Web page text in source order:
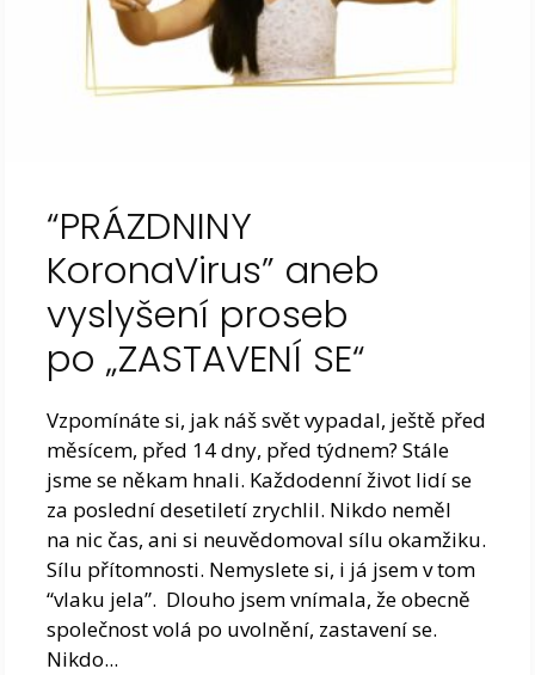
“PRÁZDNINY
KoronaVirus” aneb
vyslyšení proseb
po „ZASTAVENÍ SE“
Vzpomínáte si, jak náš svět vypadal, ještě před
měsícem, před 14 dny, před týdnem? Stále
jsme se někam hnali. Každodenní život lidí se
za poslední desetiletí zrychlil. Nikdo neměl
na nic čas, ani si neuvědomoval sílu okamžiku.
Sílu přítomnosti. Nemyslete si, i já jsem v tom
“vlaku jela”. Dlouho jsem vnímala, že obecně
společnost volá po uvolnění, zastavení se.
Nikdo...